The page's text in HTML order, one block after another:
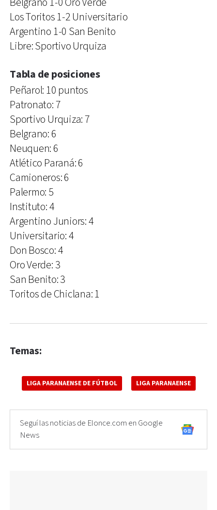
Los Toritos 1-2 Universitario
Argentino 1-0 San Benito
Libre: Sportivo Urquiza
Tabla de posiciones
Peñarol: 10 puntos
Patronato: 7
Sportivo Urquiza: 7
Belgrano: 6
Neuquen: 6
Atlético Paraná: 6
Camioneros: 6
Palermo: 5
Instituto: 4
Argentino Juniors: 4
Universitario: 4
Don Bosco: 4
Oro Verde: 3
San Benito: 3
Toritos de Chiclana: 1
Temas:
LIGA PARANAENSE DE FÚTBOL LIGA PARANAENSE
Seguí las noticias de Elonce.com en Google
News